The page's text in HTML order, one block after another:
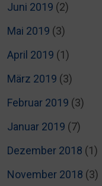
Juni 2019 (2)
Mai 2019 (3)
April 2019 (1)
März 2019 (3)
Februar 2019 (3)
Januar 2019 (7)
Dezember 2018 (1)
November 2018 (3)